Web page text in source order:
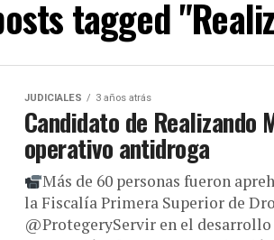
tagged
JUDICIALES 3 años atrás
Candidato de Realizando
operativo antidroga
Más de 60 personas fueron
la Fiscalía Primera Superior de
@ProtegeryServir en el desarrollo